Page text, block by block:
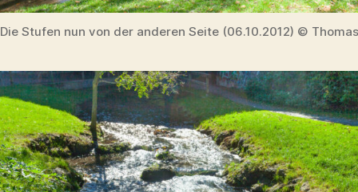
Die Stufen nun von der anderen Seite (06.10.2012) ©